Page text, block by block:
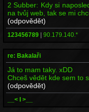
2 Subber: Kdy si
na tvůj web, tak se mi
(odpovědět)
123456789 | 90.179.140.*
re: Bakalaři
Já to mam taky. xDD
Chceš vědět kde sem to
(odpovědět)
__< I >__